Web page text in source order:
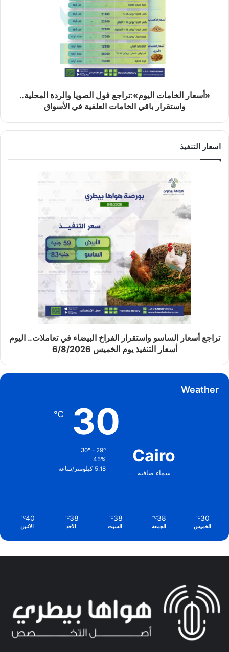
«أسعار الخامات اليوم»:تراجع فول الصويا والردة المحلية..
واستقرار باقي الخامات العلفية في الأسواق
اسعار التنفيذ
تراجع أسعار الساسو واستقرار الفراخ البيضاء في تعاملات.. اليوم
أسعار التنفيذ يوم الخميس 6/8/2026
Weather
Cairo
سماء صافية
30
℃
45%
5.18 كيلومتر/ساعة
30
℃
الخميس
38
℃
الجمعة
38
℃
السبت
38
℃
الأحد
40
℃
الأثنين